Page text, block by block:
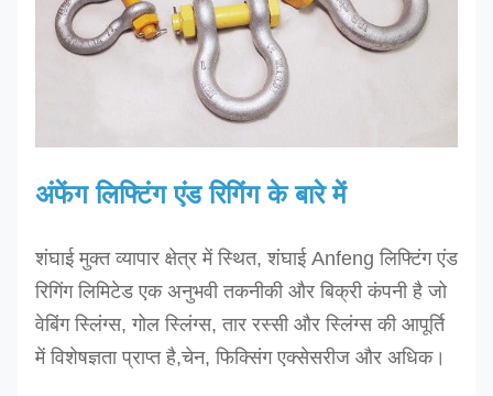
अंफेंग लिफ्टिंग एंड रिगिंग के बारे में
शंघाई मुक्त व्यापार क्षेत्र में स्थित, शंघाई Anfeng लिफ्टिंग एंड
रिगिंग लिमिटेड एक अनुभवी तकनीकी और बिक्री कंपनी है जो
वेबिंग स्लिंग्स, गोल स्लिंग्स, तार रस्सी और स्लिंग्स की आपूर्ति
में विशेषज्ञता प्राप्त है,चेन, फिक्सिंग एक्सेसरीज और अधिक।